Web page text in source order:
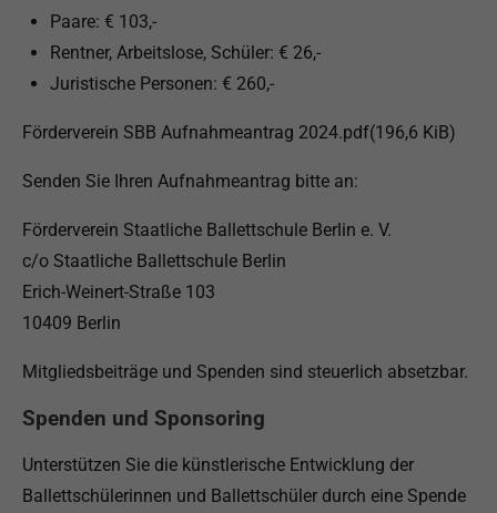
Paare: € 103,-
Rentner, Arbeitslose, Schüler: € 26,-
Juristische Personen: € 260,-
Förderverein SBB Aufnahmeantrag 2024.pdf(196,6 KiB)
Senden Sie Ihren Aufnahmeantrag bitte an:
Förderverein Staatliche Ballettschule Berlin e. V.
c/o Staatliche Ballettschule Berlin
Erich-Weinert-Straße 103
10409 Berlin
Mitgliedsbeiträge und Spenden sind steuerlich absetzbar.
Spenden und Sponsoring
Unterstützen Sie die künstlerische Entwicklung der
Ballettschülerinnen und Ballettschüler durch eine Spende